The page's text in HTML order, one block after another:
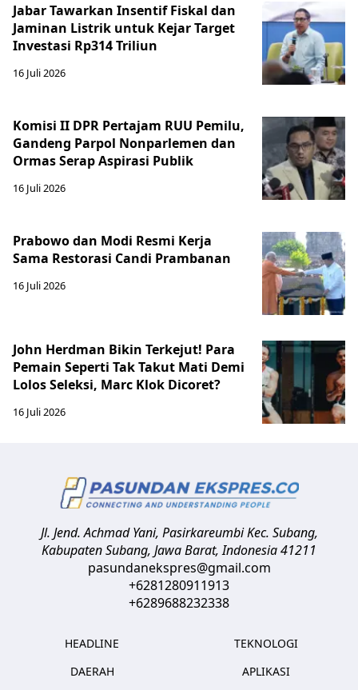
Jabar Tawarkan Insentif Fiskal dan
Jaminan Listrik untuk Kejar Target
Investasi Rp314 Triliun
16 Juli 2026
Komisi II DPR Pertajam RUU Pemilu,
Gandeng Parpol Nonparlemen dan
Ormas Serap Aspirasi Publik
16 Juli 2026
Prabowo dan Modi Resmi Kerja
Sama Restorasi Candi Prambanan
16 Juli 2026
John Herdman Bikin Terkejut! Para
Pemain Seperti Tak Takut Mati Demi
Lolos Seleksi, Marc Klok Dicoret?
16 Juli 2026
Jl. Jend. Achmad Yani, Pasirkareumbi Kec. Subang,
Kabupaten Subang, Jawa Barat,Indonesia41211
pasundanekspres@gmail.com
+6281280911913
+6289688232338
HEADLINE
DAERAH
TEKNOLOGI
APLIKASI